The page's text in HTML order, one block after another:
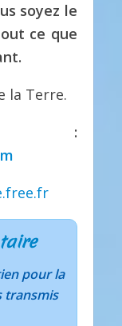
soyez le
ce que
la Terre.
:
pour la
transmis